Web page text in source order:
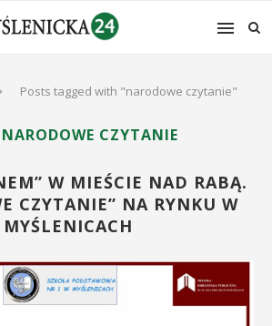
Posts tagged with "narodowe czytanie"
NARODOWE CZYTANIE
W MIEŚCIE NAD RABĄ.
CZYTANIE” NA RYNKU W
MYŚLENICACH